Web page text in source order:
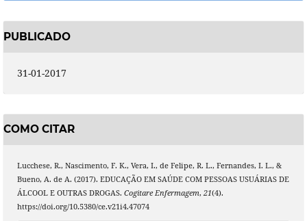
PUBLICADO
31-01-2017
COMO CITAR
Lucchese, R., Nascimento, F. K., Vera, I., de Felipe, R. L., Fernandes, I. L., &
Bueno, A. de A. (2017). EDUCAÇÃO EM SAÚDE COM PESSOAS USUÁRIAS DE
ÁLCOOL E OUTRAS DROGAS. Cogitare Enfermagem, 21(4).
https://doi.org/10.5380/ce.v21i4.47074